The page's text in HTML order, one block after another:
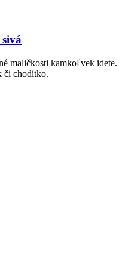
maličkosti kamkoľvek idete.
či chodítko.